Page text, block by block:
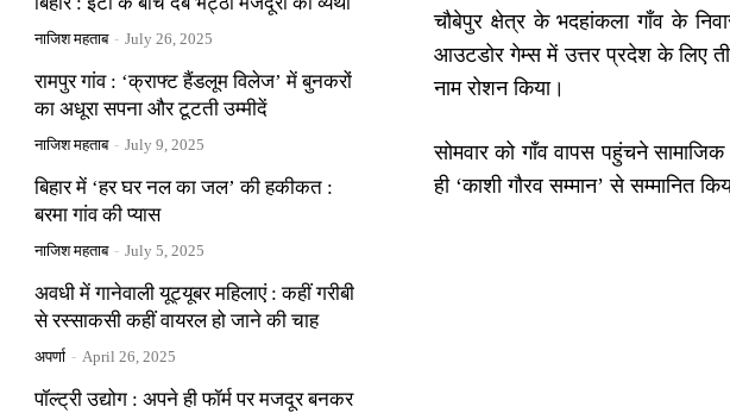
नाजिश महताब - July 26, 2025
रामपुर गांव : ‘क्राफ्ट हैंडलूम विलेज’ में बुनकरों
का अधूरा सपना और टूटती उम्मीदें
नाजिश महताब - July 9, 2025
बिहार में ‘हर घर नल का जल’ की हकीकत :
बरमा गांव की प्यास
नाजिश महताब - July 5, 2025
अवधी में गानेवाली यूट्यूबर महिलाएं : कहीं गरीबी
से रस्साकसी कहीं वायरल हो जाने की चाह
अपर्णा - April 26, 2025
पॉल्ट्री उद्योग : अपने ही फॉर्म पर मजदूर बनकर
चौबेपुर क्षेत्र के भदहांकला गाँव के
आउटडोर गेम्स में उत्तर प्रदेश के लिए
नाम रोशन किया।
सोमवार को गाँव वापस पहुंचने
ही ‘काशी गौरव सम्मान’ से सम्मानित